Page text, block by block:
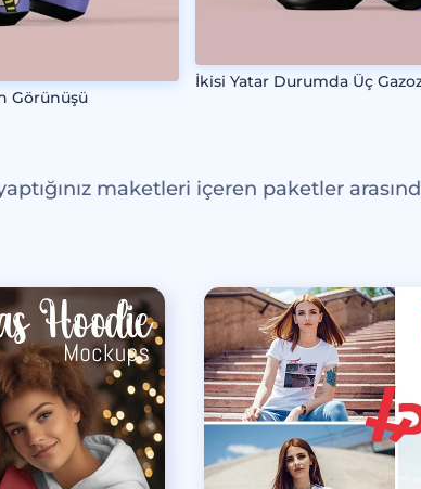
Görünüşü
İkisi Yatar Durumda Üç
maketleri içeren paketler